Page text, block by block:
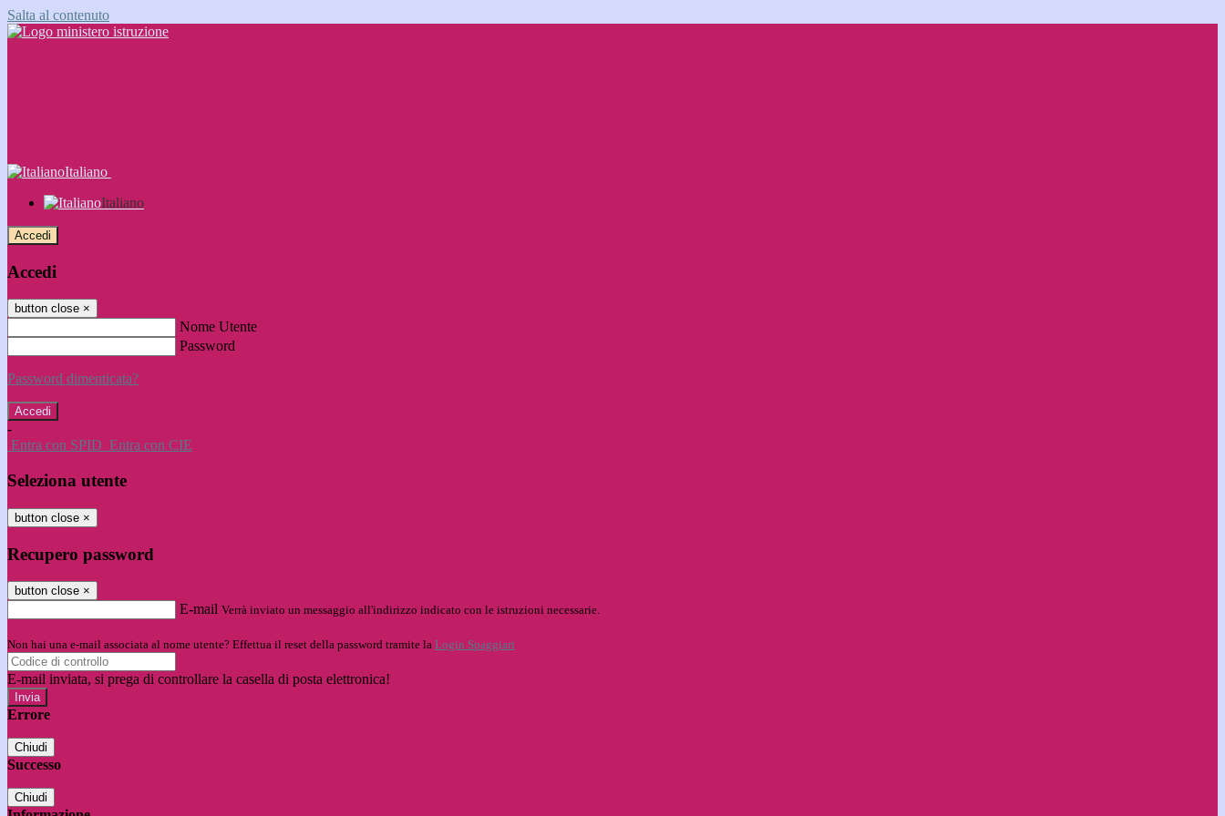
Salta al contenuto
Italiano
Italiano
Accedi
Accedi
button close ×
Nome Utente
Password
Password dimenticata?
-
Entra con SPID Entra con CIE
Seleziona utente
button close ×
Recupero password
button close ×
E-mail Verrà inviato un messaggio all'indirizzo indicato con le istruzioni necessarie.
Non hai una e-mail associata al nome utente? Effettua il reset della password tramite la Login Spaggiari
E-mail inviata, si prega di controllare la casella di posta elettronica!
Errore
Chiudi
Successo
Chiudi